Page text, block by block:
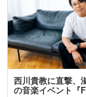
西川貴教に直撃、
の音楽イベント『